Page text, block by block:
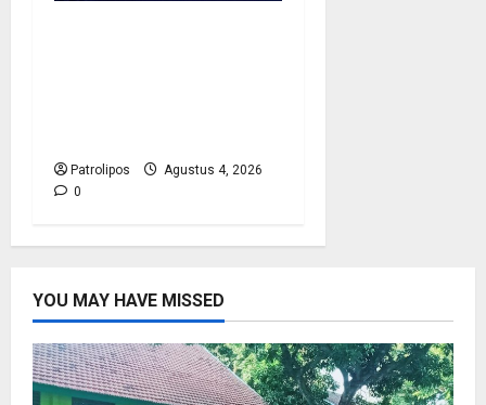
Patrolipos
Agustus 4, 2026
0
YOU MAY HAVE MISSED